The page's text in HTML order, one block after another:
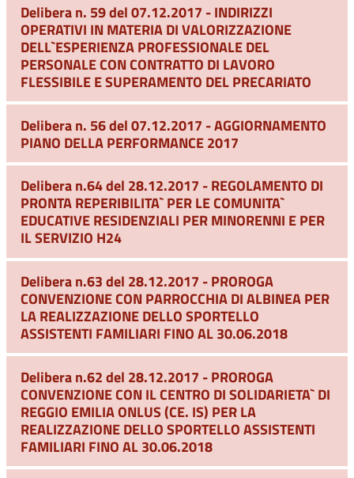
Delibera n. 59 del 07.12.2017 - INDIRIZZI
OPERATIVI IN MATERIA DI VALORIZZAZIONE
DELL`ESPERIENZA PROFESSIONALE DEL
PERSONALE CON CONTRATTO DI LAVORO
FLESSIBILE E SUPERAMENTO DEL PRECARIATO
Delibera n. 56 del 07.12.2017 - AGGIORNAMENTO
PIANO DELLA PERFORMANCE 2017
Delibera n.64 del 28.12.2017 - REGOLAMENTO DI
PRONTA REPERIBILITA` PER LE COMUNITA`
EDUCATIVE RESIDENZIALI PER MINORENNI E PER
IL SERVIZIO H24
Delibera n.63 del 28.12.2017 - PROROGA
CONVENZIONE CON PARROCCHIA DI ALBINEA PER
LA REALIZZAZIONE DELLO SPORTELLO
ASSISTENTI FAMILIARI FINO AL 30.06.2018
Delibera n.62 del 28.12.2017 - PROROGA
CONVENZIONE CON IL CENTRO DI SOLIDARIETA` DI
REGGIO EMILIA ONLUS (CE. IS) PER LA
REALIZZAZIONE DELLO SPORTELLO ASSISTENTI
FAMILIARI FINO AL 30.06.2018